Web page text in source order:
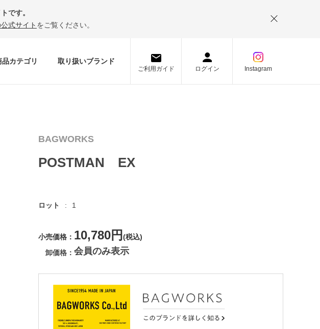
です。
式サイト をご覧ください。
品カテゴリ 取り扱いブランド
ご利用ガイド ログイン Instagram
BAGWORKS
POSTMAN EX
ロット 1
小売価格 10,780円 (税込)
卸価格
会員のみ表示